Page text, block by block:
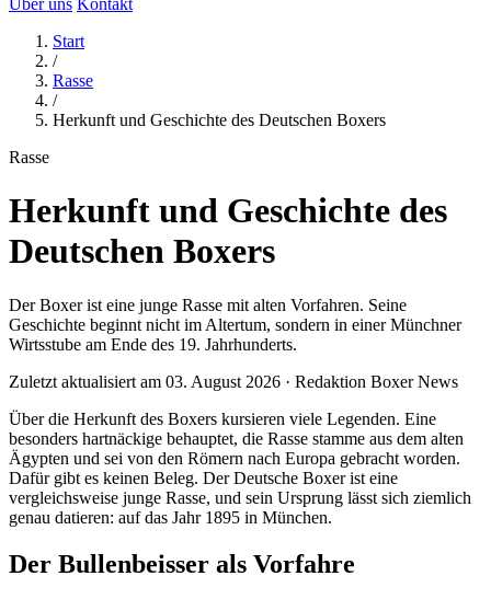
Über uns Kontakt
Start
/
Rasse
/
Herkunft und Geschichte des Deutschen Boxers
Rasse
Herkunft und Geschichte des
Deutschen Boxers
Der Boxer ist eine junge Rasse mit alten Vorfahren. Seine
Geschichte beginnt nicht im Altertum, sondern in einer Münchner
Wirtsstube am Ende des 19. Jahrhunderts.
Zuletzt aktualisiert am 03. August 2026 · Redaktion Boxer News
Über die Herkunft des Boxers kursieren viele Legenden. Eine
besonders hartnäckige behauptet, die Rasse stamme aus dem alten
Ägypten und sei von den Römern nach Europa gebracht worden.
Dafür gibt es keinen Beleg. Der Deutsche Boxer ist eine
vergleichsweise junge Rasse, und sein Ursprung lässt sich ziemlich
genau datieren: auf das Jahr 1895 in München.
Der Bullenbeisser als Vorfahre